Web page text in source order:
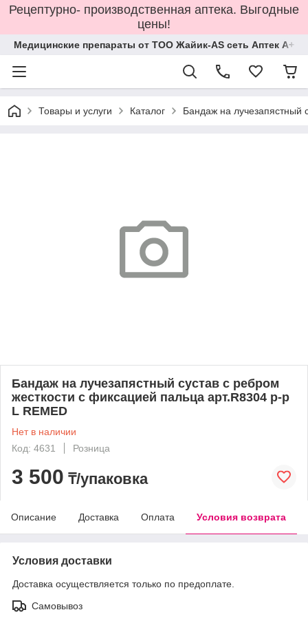
Рецептурно- производственная аптека. Выгодные
цены!
Медицинские препараты от ТОО Жайик-AS сеть Аптек А+
Товары и услуги Каталог Бандаж на лучезапястный
Бандаж на лучезапястный сустав с ребром
жесткости с фиксацией пальца арт.R8304 р-р
L REMED
Нет в наличии
Код: 4631
Розница
3 500 ₸/упаковка
Описание Доставка Оплата Условия возврата
Условия доставки
Доставка осуществляется только по предоплате.
Самовывоз